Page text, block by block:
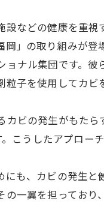
などの健康を重
」の取り組みが登
ナル集団です。
子を使用してカ
ビの発生がもた
こうしたアプロー
も、カビの発生
一翼を担ってお